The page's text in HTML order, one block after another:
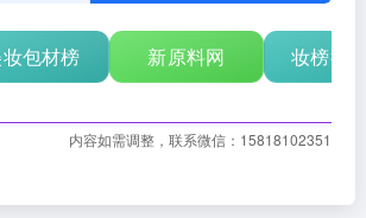
包材榜 新原料网 妆榜行
内容如需调整，联系微信：15818102351